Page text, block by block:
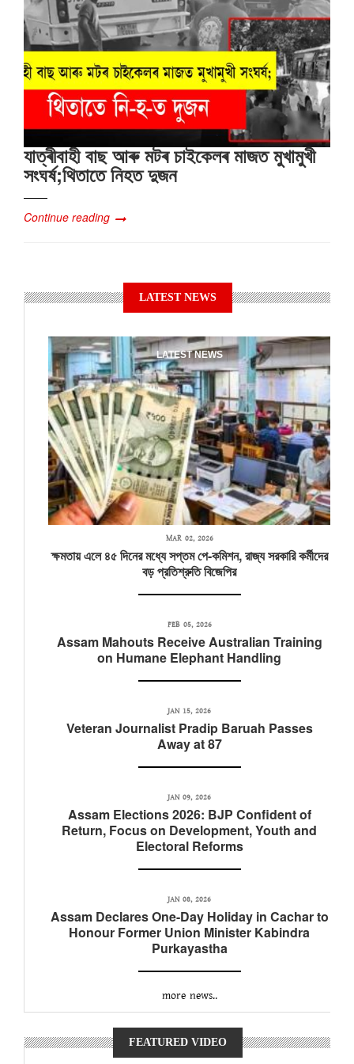
যাত্ৰীবাহী বাছ আৰু মটৰ চাইকেলৰ মাজত মুখামুখী
সংঘৰ্ষ;থিতাতে নিহত দুজন
Continue reading
LATEST NEWS
LATEST NEWS
MAR 02, 2026
ক্ষমতায় এলে ৪৫ দিনের মধ্যে সপ্তম পে-কমিশন, রাজ্য সরকারি কর্মীদের
বড় প্রতিশ্রুতি বিজেপির
FEB 05, 2026
Assam Mahouts Receive Australian Training
on Humane Elephant Handling
JAN 15, 2026
Veteran Journalist Pradip Baruah Passes
Away at 87
JAN 09, 2026
Assam Elections 2026: BJP Confident of
Return, Focus on Development, Youth and
Electoral Reforms
JAN 08, 2026
Assam Declares One-Day Holiday in Cachar to
Honour Former Union Minister Kabindra
Purkayastha
more news..
FEATURED VIDEO